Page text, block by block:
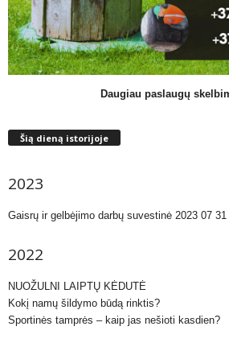
Daugiau paslaugų
Šią dieną istorijoje
2023
Gaisrų ir gelbėjimo darbų suvestinė 2023 07
2022
NUOŽULNI LAIPTŲ KĖDUTĖ
Kokį namų šildymo būdą rinktis?
Sportinės tamprės – kaip jas nešioti kasdien?